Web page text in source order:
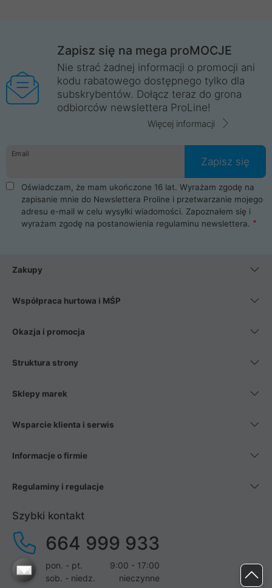
Zapisz się na mega proMOCJE
Nie strać żadnej informacji o promocji ani
kodu rabatowego dostępnego tylko dla
subskrybentów. Dołącz teraz do grona
odbiorców newslettera ProLine!
Więcej informacji
Email
Zapisz się
Oświadczam, że mam ukończone 16 lat. Wyrażam zgodę na
zapisanie mnie do Newslettera Proline i przetwarzanie mojego
adresu e-mail w celu wysyłki wiadomości. Zapoznałem się i
wyrażam zgodę na postanowienia regulaminu newslettera.
Zakupy
Współpraca hurtowa i MŚP
Okazja i promocja
Struktura strony
Sklepy marek
Wsparcie klienta i serwis
Informacje o firmie
Regulaminy i regulacje
Szybki kontakt
664 999 933
pon. - pt.
9:00 - 17:00
sob. - niedz.
nieczynne